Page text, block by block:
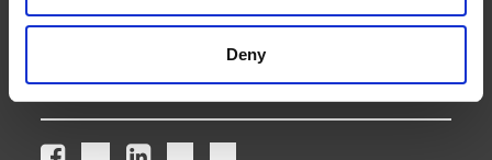
Deny
store146@theupsstore.ca
Nous suivre